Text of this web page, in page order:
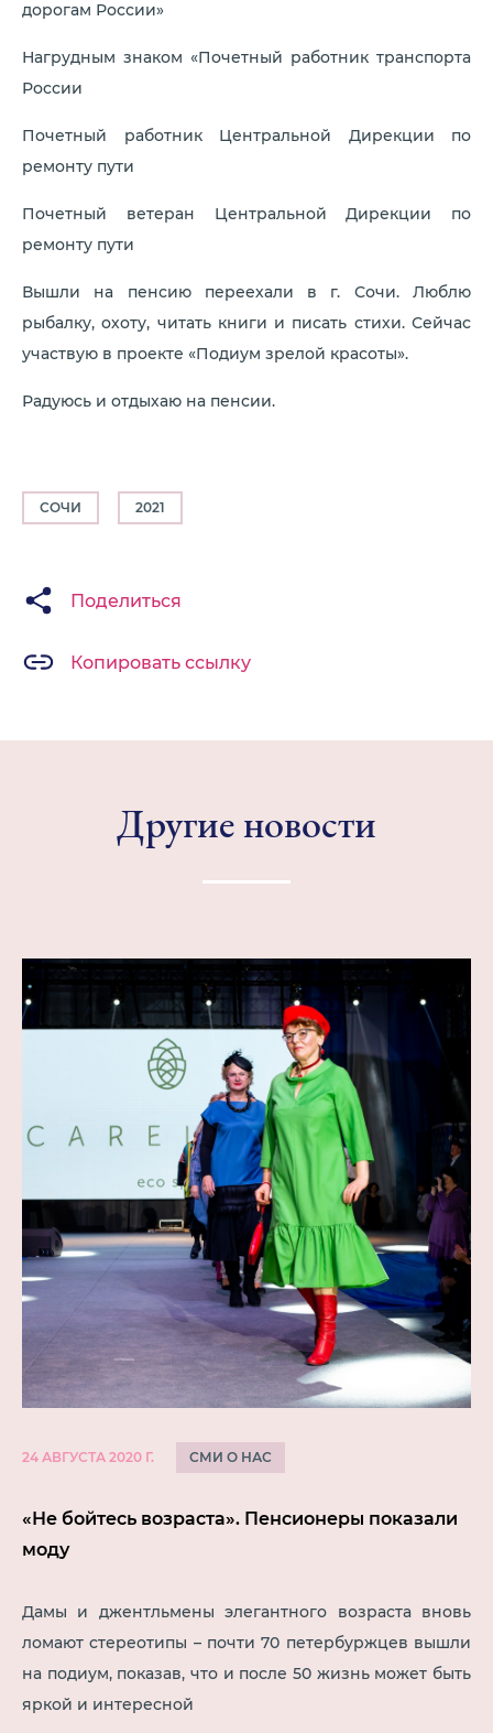
дорогам России»
Нагрудным знаком «Почетный работник транспорта
России
Почетный работник Центральной Дирекции по
ремонту пути
Почетный ветеран Центральной Дирекции по
ремонту пути
Вышли на пенсию переехали в г. Сочи. Люблю
рыбалку, охоту, читать книги и писать стихи. Сейчас
участвую в проекте «Подиум зрелой красоты».
Радуюсь и отдыхаю на пенсии.
СОЧИ 2021
Поделиться
Копировать ссылку
Другие новости
24 АВГУСТА 2020 Г. СМИ О НАС
«Не бойтесь возраста». Пенсионеры показали
моду
Дамы и джентльмены элегантного возраста вновь
ломают стереотипы – почти 70 петербуржцев вышли
на подиум, показав, что и после 50 жизнь может быть
яркой и интересной